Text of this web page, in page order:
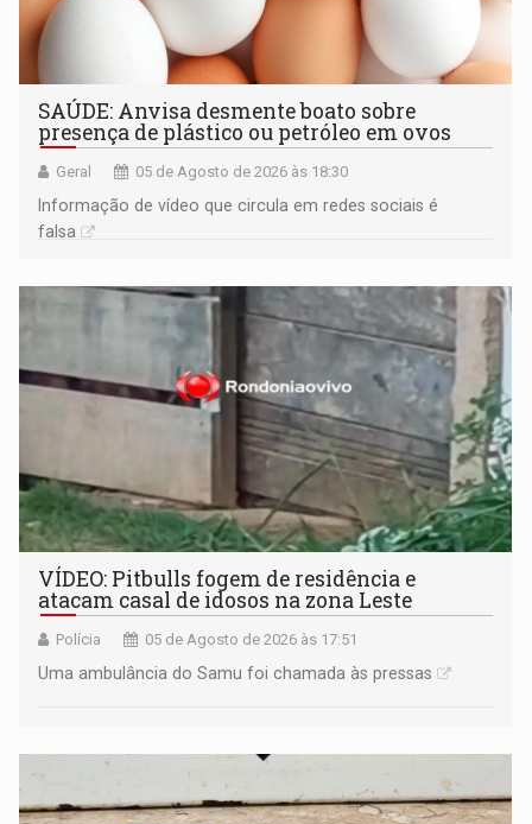
SAÚDE: Anvisa desmente boato sobre
presença de plástico ou petróleo em ovos
Geral 05 de Agosto de 2026 às 18:30
Informação de vídeo que circula em redes sociais é
falsa
VÍDEO: Pitbulls fogem de residência e
atacam casal de idosos na zona Leste
Polícia 05 de Agosto de 2026 às 17:51
Uma ambulância do Samu foi chamada às pressas